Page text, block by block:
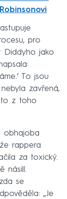
pro
Diddyho jako
To jsou
zavřená,
to z toho
obhajoba
rappera
za toxický.
násilí.
se
„Je